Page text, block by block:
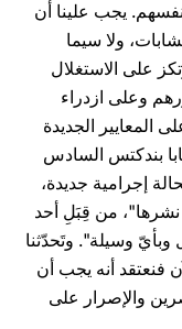
يجب علينا أن
ولا سيما
على الاستغلال
وعلى ازدراء
المعايير الجديدة
بندكتس السادس
كحالة إجرامية جديدة،
نشرها"، من قِبَلِ أحد
وسيلة". وتَحدّثنا
دون سنّ 14"، أمّا الآن فنعتقد أنه يجب أن
والإصرار على